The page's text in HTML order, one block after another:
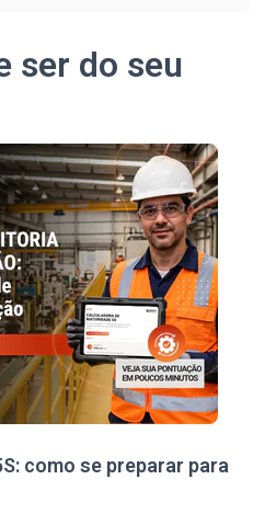
ser do seu
como se preparar para